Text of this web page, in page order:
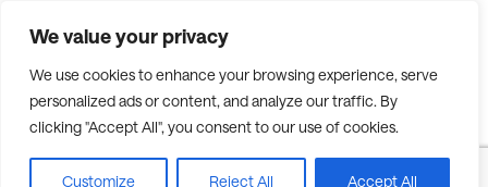
We value your privacy
We use cookies to enhance your browsing experience, serve
personalized ads or content, and analyze our traffic. By
clicking "Accept All", you consent to our use of cookies.
Customize Reject All Accept All
Cookie-Richtlinie
Datenschutz
Cookie-Einstellungen